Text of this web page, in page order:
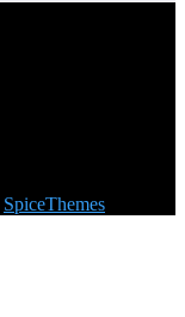
SpiceThemes